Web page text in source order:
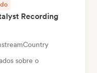
Recording
Country
sobre o